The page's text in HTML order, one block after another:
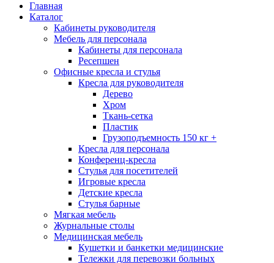
Главная
Каталог
Кабинеты руководителя
Мебель для персонала
Кабинеты для персонала
Ресепшен
Офисные кресла и стулья
Кресла для руководителя
Дерево
Хром
Ткань-сетка
Пластик
Грузоподъемность 150 кг +
Кресла для персонала
Конференц-кресла
Стулья для посетителей
Игровые кресла
Детские кресла
Стулья барные
Мягкая мебель
Журнальные столы
Медицинская мебель
Кушетки и банкетки медицинские
Тележки для перевозки больных